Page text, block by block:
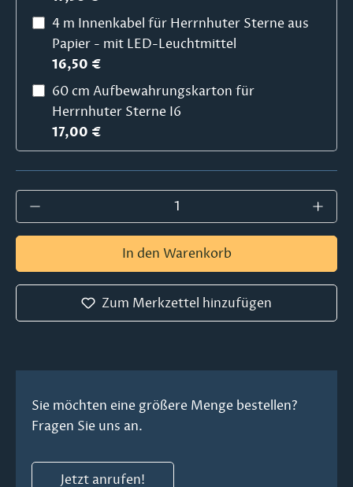
4 m Innenkabel für Herrnhuter Sterne aus
Papier - mit LED-Leuchtmittel
16,50 €
60 cm Aufbewahrungskarton für
Herrnhuter Sterne I6
17,00 €
Produkt Anzahl: Gib den gewünschten
In den Warenkorb
Zum Merkzettel hinzufügen
Sie möchten eine größere Menge bestellen?
Fragen Sie uns an.
Jetzt anrufen!